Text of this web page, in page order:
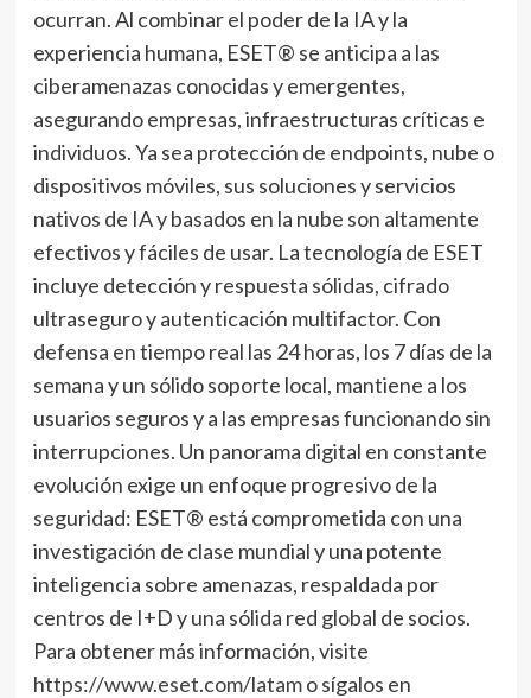
ocurran. Al combinar el poder de la IA y la
experiencia humana, ESET® se anticipa a las
ciberamenazas conocidas y emergentes,
asegurando empresas, infraestructuras críticas e
individuos. Ya sea protección de endpoints, nube o
dispositivos móviles, sus soluciones y servicios
nativos de IA y basados en la nube son altamente
efectivos y fáciles de usar. La tecnología de ESET
incluye detección y respuesta sólidas, cifrado
ultraseguro y autenticación multifactor. Con
defensa en tiempo real las 24 horas, los 7 días de la
semana y un sólido soporte local, mantiene a los
usuarios seguros y a las empresas funcionando sin
interrupciones. Un panorama digital en constante
evolución exige un enfoque progresivo de la
seguridad: ESET® está comprometida con una
investigación de clase mundial y una potente
inteligencia sobre amenazas, respaldada por
centros de I+D y una sólida red global de socios.
Para obtener más información, visite
https://www.eset.com/latamo sígalos en